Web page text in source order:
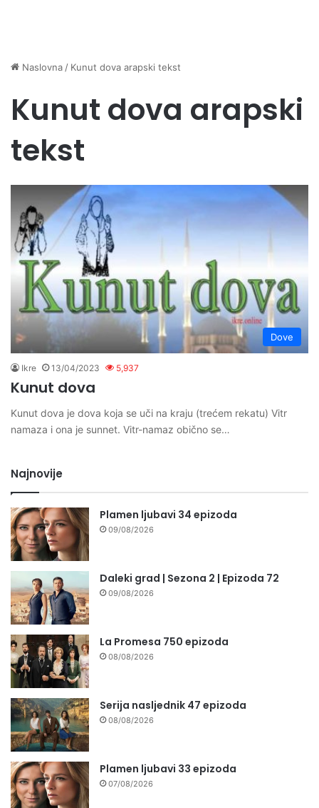
Naslovna / Kunut dova arapski tekst
Kunut dova arapski
tekst
Dove
Ikre 13/04/2023 5,937
Kunut dova
Kunut dova je dova koja se uči na kraju (trećem rekatu) Vitr
namaza i ona je sunnet. Vitr-namaz obično se…
Najnovije
Plamen ljubavi 34 epizoda
09/08/2026
Daleki grad | Sezona 2 | Epizoda 72
09/08/2026
La Promesa 750 epizoda
08/08/2026
Serija nasljednik 47 epizoda
08/08/2026
Plamen ljubavi 33 epizoda
07/08/2026